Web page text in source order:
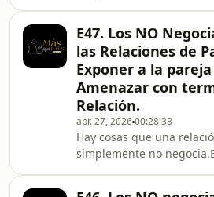
la conexión emocional en
hablamos de dos errores
destruyen la confianza
silenciosamente:•
de tu pareja para herir•
delante de otras personas
tener la razónPorque una
fuerte no se humilla… se
todo conflicto debe
espectáculo.Y el pasa
E47. Los NO
las Relaciones de
Exponer a la
Amenazar con
Relación.
abr. 27, 202600:28:33
Hay cosas que una
simplemente no